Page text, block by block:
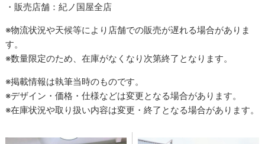
・販売店舗：紀ノ国屋全店
※物流状況や天候等により店舗での販売が遅れる場合がありま
す。
※数量限定のため、在庫がなくなり次第終了となります。
※掲載情報は執筆当時のものです。
※デザイン・価格・仕様などは変更となる場合があります。
※在庫状況や取り扱い内容は変更・終了となる場合があります。